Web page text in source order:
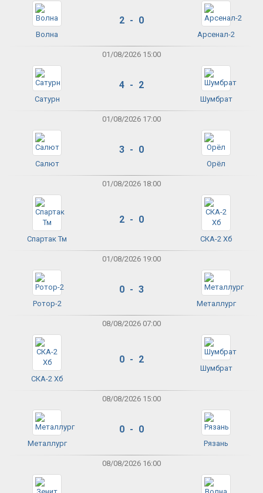
Волна
2 - 0
Арсенал-2
01/08/2026 15:00
Сатурн
4 - 2
Шумбрат
01/08/2026 17:00
Салют
3 - 0
Орёл
01/08/2026 18:00
Спартак Тм
2 - 0
СКА-2 Хб
01/08/2026 19:00
Ротор-2
0 - 3
Металлург
08/08/2026 07:00
СКА-2 Хб
0 - 2
Шумбрат
08/08/2026 15:00
Металлург
0 - 0
Рязань
08/08/2026 16:00